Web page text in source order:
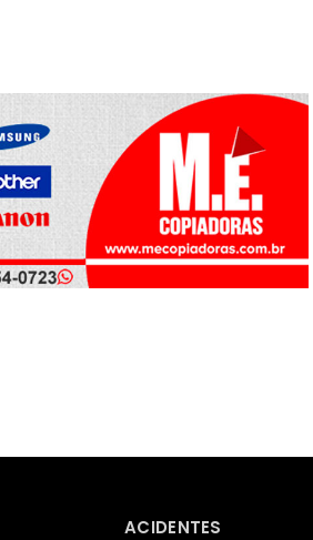
ACIDENTES